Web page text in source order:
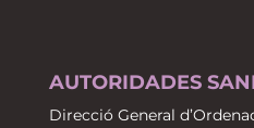
AUTORIDADES
Direcció General